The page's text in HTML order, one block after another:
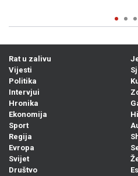
Rat u zalivu
Vijesti
Politika
Intervjui
Hronika
Ekonomija
Sport
Regija
Evropa
Svijet
Društvo